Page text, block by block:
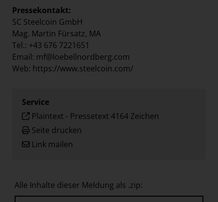
Pressekontakt:
SC Steelcoin GmbH
Mag. Martin Fürsatz, MA
Tel.: +43 676 7221651
Email: mf@loebellnordberg.com
Web: https://www.steelcoin.com/
Service
Plaintext - Pressetext 4164 Zeichen
Seite drucken
Link mailen
Alle Inhalte dieser Meldung als .zip: